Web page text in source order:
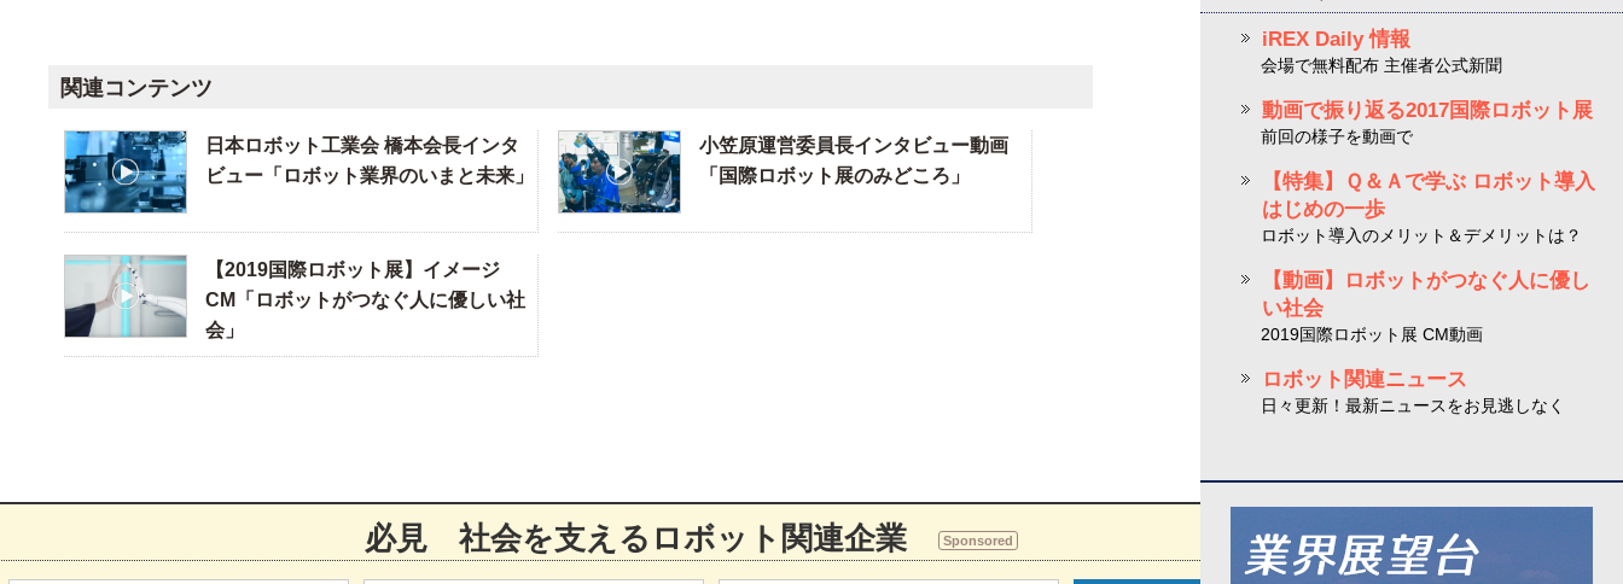
関連コンテンツ
日本ロボット工業会 橋本会長インタ
ビュー「ロボット業界のいまと未来」
小笠原運営委員長インタビュー動画
「国際ロボット展のみどころ」
【2019国際ロボット展】イメージ
CM「ロボットがつなぐ人に優しい社
会」
必見 社会を支えるロボット関連企業 Sponsored
iREX Daily 情報
会場で無料配布 主催者公式新聞
動画で振り返る2017国際ロボット展
前回の様子を動画で
【特集】Ｑ＆Ａで学ぶ ロボット導入
はじめの一歩
ロボット導入のメリット＆デメリットは？
【動画】ロボットがつなぐ人に優し
い社会
2019国際ロボット展 CM動画
ロボット関連ニュース
日々更新！最新ニュースをお見逃しなく